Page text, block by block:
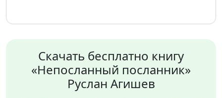
Скачать бесплатно книгу
«Непосланный посланник»
Руслан Агишев